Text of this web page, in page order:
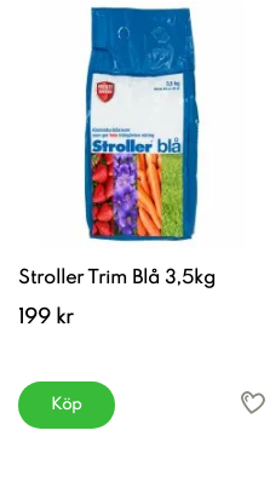
Stroller Trim Blå 3,5kg
199 kr
Köp